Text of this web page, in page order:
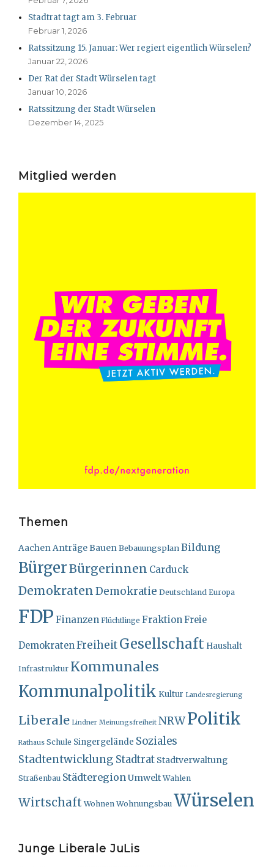
Stadtrat tagt am 3. Februar
Februar 1, 2026
Ratssitzung 15. Januar: Wer regiert eigentlich Würselen?
Januar 22, 2026
Der Rat der Stadt Würselen tagt
Januar 10, 2026
Ratssitzung der Stadt Würselen
Dezember 14, 2025
Mitglied werden
Themen
AachenAnträgeBauenBebauungsplanBildung
BürgerBürgerinnen Carduck
DemokratenDemokratie Deutschland Europa
FDP Finanzen Flüchtlinge FraktionFreie
DemokratenFreiheitGesellschaft Haushalt
Infrastruktur Kommunales
Kommunalpolitik Kultur Landesregierung
Liberale Lindner Meinungsfreiheit NRWPolitik
Rathaus Schule Singergelände Soziales
Stadtentwicklung Stadtrat Stadtverwaltung
Straßenbau StädteregionUmwelt Wahlen
Wirtschaft Wohnen WohnungsbauWürselen
Junge Liberale JuLis